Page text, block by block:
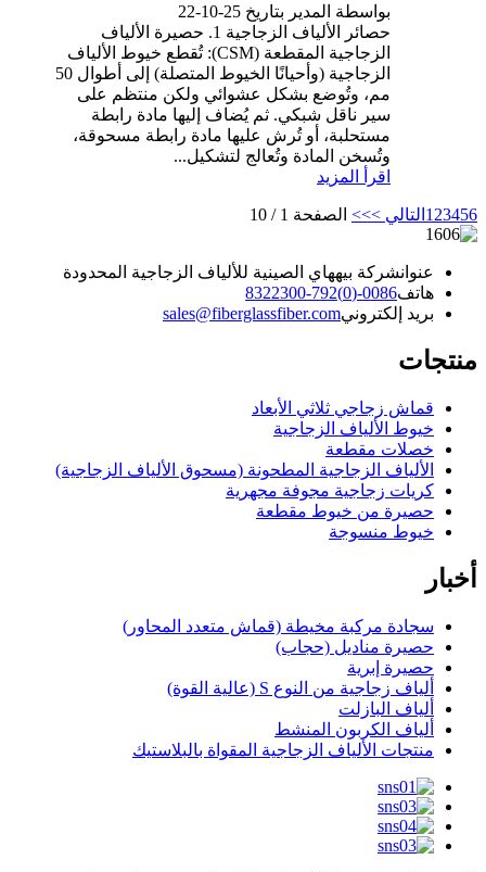
بواسطة المدير بتاريخ 25-10-22
حصائر الألياف الزجاجية 1. حصيرة الألياف
الزجاجية المقطعة (CSM): تُقطع خيوط الألياف
الزجاجية (وأحيانًا الخيوط المتصلة) إلى أطوال 50
مم، وتُوضع بشكل عشوائي ولكن منتظم على
سير ناقل شبكي. ثم يُضاف إليها مادة رابطة
مستحلبة، أو تُرش عليها مادة رابطة مسحوقة،
وتُسخن المادة وتُعالج لتشكيل...
اقرأ المزيد
1 23456 التالي >>> الصفحة 1 / 10
عنوانشركة بيههاي الصينية للألياف الزجاجية المحدودة
هاتف0086-(0)792-8322300
بريد إلكترونيsales@fiberglassfiber.com
منتجات
قماش زجاجي ثلاثي الأبعاد
خيوط الألياف الزجاجية
خصلات مقطعة
الألياف الزجاجية المطحونة (مسحوق الألياف الزجاجية)
كريات زجاجية مجوفة مجهرية
حصيرة من خيوط مقطعة
خيوط منسوجة
أخبار
سجادة مركبة مخيطة (قماش متعدد المحاور)
حصيرة مناديل (حجاب)
حصيرة إبرية
ألياف زجاجية من النوع S (عالية القوة)
ألياف البازلت
ألياف الكربون المنشط
منتجات الألياف الزجاجية المقواة بالبلاستيك